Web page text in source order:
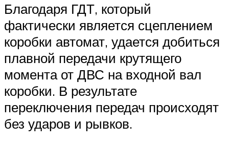
Благодаря ГДТ, который
фактически является сцеплением
коробки автомат, удается добиться
плавной передачи крутящего
момента от ДВС на входной вал
коробки. В результате
переключения передач происходят
без ударов и рывков.